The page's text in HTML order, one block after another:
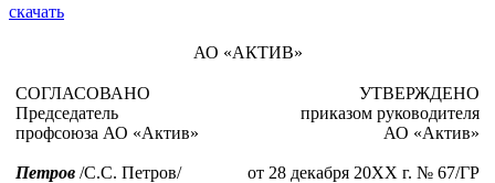
скачать
АО «АКТИВ»
СОГЛАСОВАНО
Председатель
профсоюза АО «Актив»
Петров /С.С. Петров/
УТВЕРЖДЕНО
приказом руководителя
АО «Актив»
от 28 декабря 20ХХ г. № 67/ГР